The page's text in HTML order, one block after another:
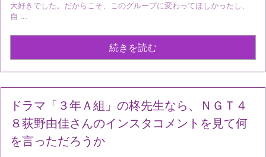
大好きでした。だからこそ、このグループに変わってほしかったし、
自 ...
続きを読む
ドラマ「３年Ａ組」の柊先生なら、ＮＧＴ４
８荻野由佳さんのインスタコメントを見て何
を言っただろうか